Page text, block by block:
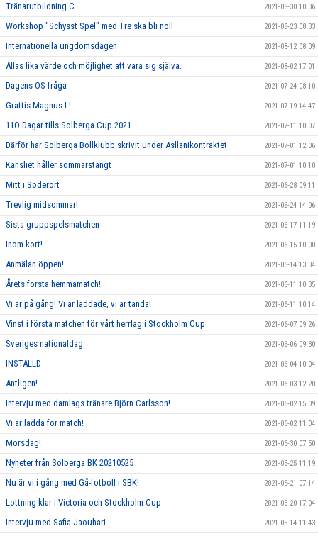
Tränarutbildning C 2021-08-30 10:36
Workshop "Schysst Spel" med Tre ska bli noll 2021-08-23 08:33
Internationella ungdomsdagen 2021-08-12 08:09
Allas lika värde och möjlighet att vara sig själva. 2021-08-02 17:01
Dagens OS fråga 2021-07-24 08:10
Grattis Magnus L! 2021-07-19 14:47
11O Dagar tills Solberga Cup 2021 2021-07-11 10:07
Därför har Solberga Bollklubb skrivit under Asllanikontraktet 2021-07-01 12:06
Kansliet håller sommarstängt 2021-07-01 10:10
Mitt i Söderort 2021-06-28 09:11
Trevlig midsommar! 2021-06-24 14:06
Sista gruppspelsmatchen 2021-06-17 11:19
Inom kort! 2021-06-15 10:00
Anmälan öppen! 2021-06-14 13:34
Årets första hemmamatch! 2021-06-11 10:35
Vi är på gång! Vi är laddade, vi är tända! 2021-06-11 10:14
Vinst i första matchen för vårt herrlag i Stockholm Cup 2021-06-07 09:26
Sveriges nationaldag 2021-06-06 09:30
INSTÄLLD 2021-06-04 10:04
Äntligen! 2021-06-03 12:20
Intervju med damlags tränare Björn Carlsson! 2021-06-02 15:09
Vi är ladda för match! 2021-06-02 11:04
Morsdag! 2021-05-30 07:50
Nyheter från Solberga BK 20210525 2021-05-25 11:19
Nu är vi i gång med Gå-fotboll i SBK! 2021-05-21 07:14
Lottning klar i Victoria och Stockholm Cup 2021-05-20 17:04
Intervju med Safia Jaouhari 2021-05-14 11:43